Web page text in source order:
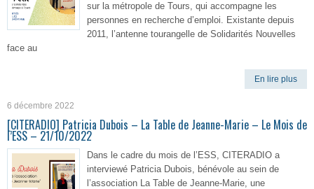
sur la métropole de Tours, qui accompagne les
personnes en recherche d’emploi. Existante depuis
2011, l’antenne tourangelle de Solidarités Nouvelles
face au
En lire plus
6 décembre 2022
[CITERADIO] Patricia Dubois – La Table de Jeanne-Marie – Le Mois de
l’ESS – 21/10/2022
Dans le cadre du mois de l’ESS, CITERADIO a
interviewé Patricia Dubois, bénévole au sein de
l’association La Table de Jeanne-Marie, une